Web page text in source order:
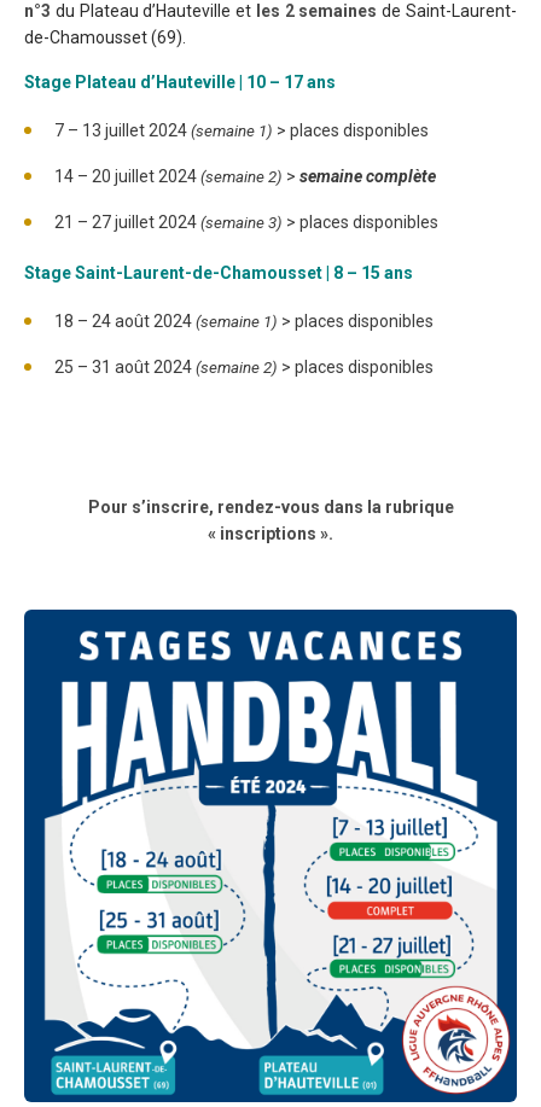
n°3 du Plateau d’Hauteville et les 2 semaines de Saint-Laurent-
de-Chamousset (69).
Stage Plateau d’Hauteville | 10 – 17 ans
7 – 13 juillet 2024 (semaine 1) > places disponibles
14 – 20 juillet 2024 (semaine 2) > semaine complète
21 – 27 juillet 2024 (semaine 3) > places disponibles
Stage Saint-Laurent-de-Chamousset | 8 – 15 ans
18 – 24 août 2024 (semaine 1) > places disponibles
25 – 31 août 2024 (semaine 2) > places disponibles
Pour s’inscrire, rendez-vous dans la rubrique
« inscriptions ».